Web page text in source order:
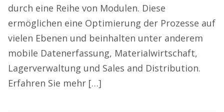
durch eine Reihe von Modulen. Diese
ermöglichen eine Optimierung der Prozesse auf
vielen Ebenen und beinhalten unter anderem
mobile Datenerfassung, Materialwirtschaft,
Lagerverwaltung und Sales and Distribution.
Erfahren Sie mehr […]